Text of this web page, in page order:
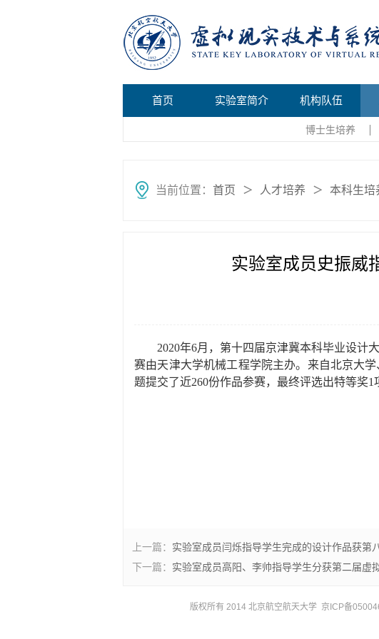
首页 实验室简介 机构队伍
博士生培养
当前位置： 首页 ＞ 人才培养 ＞ 本科生培
实验室成员史振威
2020年6月，第十四届京津冀本科毕业设计
赛由天津大学机械工程学院主办。来自北京大
题提交了近260份作品参赛，最终评选出特等奖1
上一篇： 实验室成员闫烁指导学生完成的设计作品获第
下一篇： 实验室成员高阳、李帅指导学生分获第二届虚
版权所有 2014 北京航空航天大学 京ICP备